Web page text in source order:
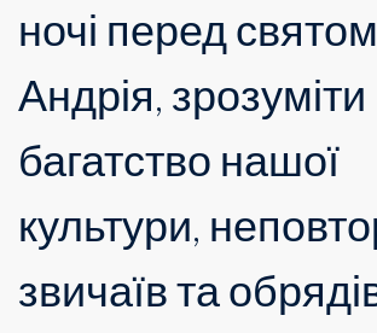
ночі перед святом
Андрія, зрозуміти
багатство нашої
культури,
звичаїв та